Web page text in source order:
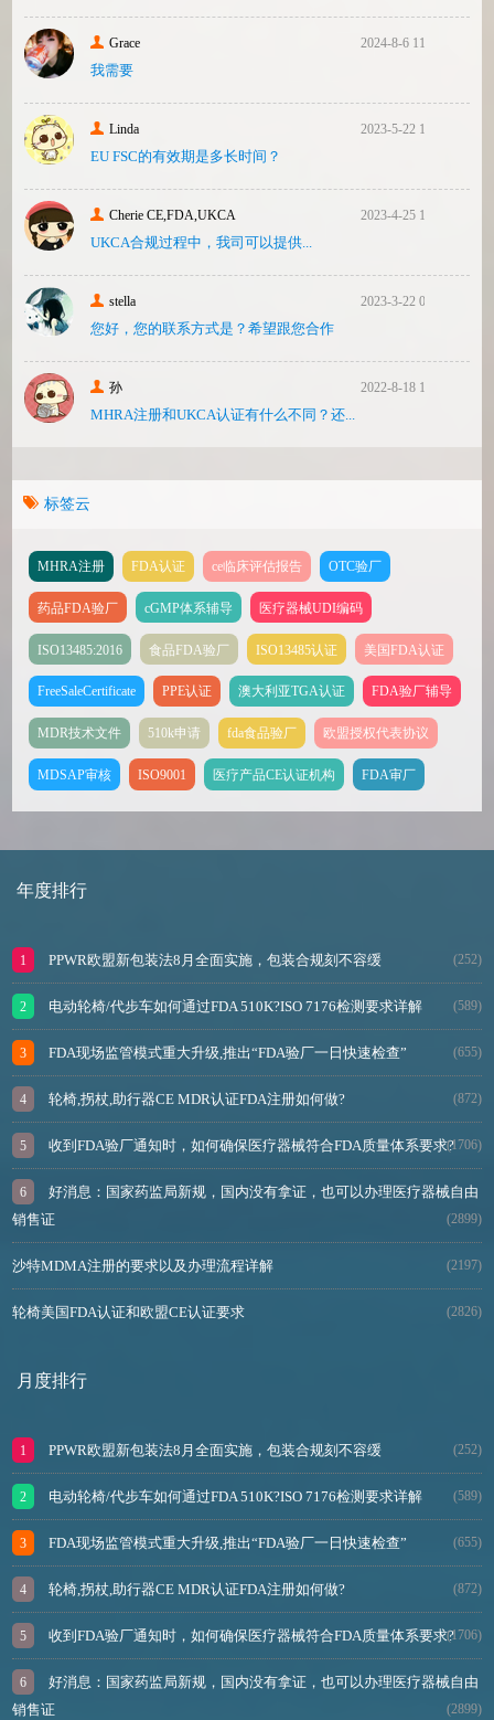
Grace 2024-8-6 11:14
我需要
Linda 2023-5-22 10:43
EU FSC的有效期是多长时间？
Cherie CE,FDA,UKCA 2023-4-25 16:24
UKCA合‮过规‬程中，我司可‮提以‬供...
stella 2023-3-22 08:31
您好，您的联系方式是？希望跟您合作
孙 2022-8-18 17:47
MHRA注册和UKCA认证有什么不同？还...
标签云
MHRA注册 FDA认证 ce临床评估报告 OTC验厂
药品FDA验厂 cGMP体系辅导 医疗器械UDI编码
ISO13485:2016 食品FDA验厂 ISO13485认证 美国FDA认证
FreeSaleCertificate PPE认证 澳大利亚TGA认证 FDA验厂辅导
MDR技术文件 510k申请 fda食品验厂 欧盟授权代表协议
MDSAP审核 ISO9001 医疗产品CE认证机构 FDA审厂
年度排行
PPWR欧盟新包装法8月全面实施，包装合规刻不容缓 (252)
电动轮椅/代步车如何通过FDA 510K?ISO 7176检测要求详解 (589)
FDA现场监管模式重大升级,推出“FDA验厂一日快速检查” (655)
轮椅,拐杖,助行器CE MDR认证FDA注册如何做? (872)
收到FDA验厂通知时，如何确保医疗器械符合FDA质量体系要求?(1706)
好消息：国家药监局新规，国内没有拿证，也可以办理医疗器械自由
销售证
(2899)
沙特MDMA注册的要求以及办理流程详解 (2197)
轮椅美国FDA认证和欧盟CE认证要求 (2826)
月度排行
PPWR欧盟新包装法8月全面实施，包装合规刻不容缓 (252)
电动轮椅/代步车如何通过FDA 510K?ISO 7176检测要求详解 (589)
FDA现场监管模式重大升级,推出“FDA验厂一日快速检查” (655)
轮椅,拐杖,助行器CE MDR认证FDA注册如何做? (872)
收到FDA验厂通知时，如何确保医疗器械符合FDA质量体系要求?(1706)
好消息：国家药监局新规，国内没有拿证，也可以办理医疗器械自由
销售证
(2899)